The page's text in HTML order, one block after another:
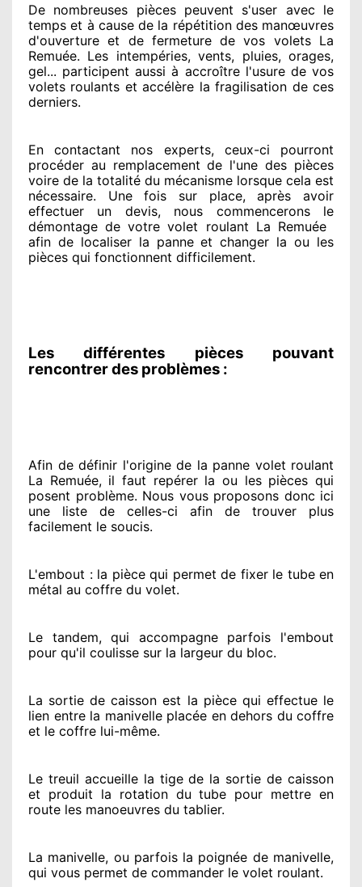
De nombreuses pièces peuvent s'user avec le
temps et à causede la répétition des manœuvres
d'ouverture et de fermeture de vos volets La
Remuée. Les intempéries, vents, pluies, orages,
gel... participent aussi à accroîtrel'usure de vos
volets roulants et accélère la fragilisation de ces
derniers.
En contactant nos experts, ceux-ci pourront
procéder au remplacement de l'une des pièces
voire de la totalité du mécanisme lorsque cela est
nécessaire. Une fois sur place, après avoir
effectuer un devis, nous commencerons le
démontage de votre volet roulant La Remuée
afin delocaliser la panne et changer la ou les
pièces qui fonctionnent difficilement.
Les différentes pièces pouvant
rencontrer des problèmes :
Afin de définir l'originede la panne volet roulant
La Remuée, il faut repérerla ou les pièces qui
posent problème. Nous vous proposons donc ici
une liste de celles-ci afin de trouver plus
facilement le soucis.
L'embout : la pièce qui permet de fixer le tube en
métal au coffre du volet.
Le tandem, qui accompagne parfois l'embout
pour qu'il coulisse sur la largeur du bloc.
La sortie de caisson est la pièce qui effectuele
lien entre la manivelle placée en dehors du coffre
et le coffre lui-même.
Le treuil accueille la tige de la sortie de caisson
et produit la rotation du tube pour mettre en
route les manoeuvres du tablier.
La manivelle, ou parfois la poignée de manivelle,
qui vous permet de commander le volet roulant.